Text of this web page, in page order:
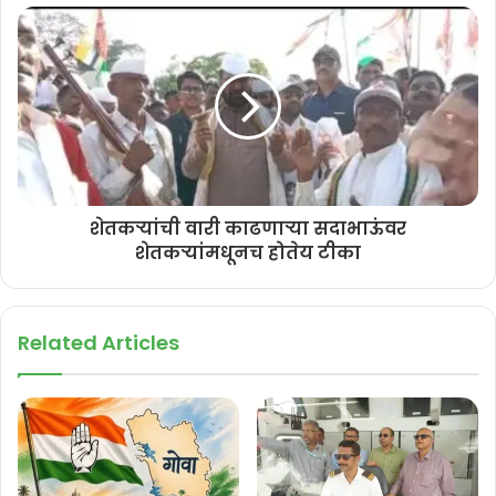
खोल्यांमध्ये बसून बैठका घेणार नाहीत, तर बाहेर येवून खरा आढावा घेण्यासाठी पणजी
शहरात ‘पदयात्रा’ काढतील,” असे पणजीकर म्हणाले.
“आम्हाला आनंद आहे की ते आढावा घेण्यासाठी आले आहेत आणि लोकांचे दुःख कमी
करण्यासाठी काहीतरी करेल. स्मार्ट सिटीच्या कामांमुळे येणाऱ्या अडचणी जाणून
घेण्यासाठी मुख्यमंत्री प्रमोद सावंत, इतर मंत्री, अधिकारी यांच्यासमवेत त्यांनी
‘पदयात्रा’ काढली तर, ही कामे करताना झालेला भ्रष्टाचार आणि दर्जाहीन कामांची
त्यांना कल्पना येईल,‘ असे पणजीकर म्हणाले.
पणजी स्मार्ट सिटी प्रकल्प हे मिशन टोटल कमिशन बनले आहे, हे काँग्रेस पक्षाने
एल्विस गोम्स म्हणाले की, स्मार्ट सिटीच्या कामांचे कोणतेही नियोजन नाही त्यामुळे
पावसाळा सुरू झाल्यावर, याचा फटका नागरिकांना बसणार आहे.
शेतकर्‍यांची वारी काढणाऱ्या सदाभाऊंवर
शेतकऱ्यांमधूनच होतेय टीका
Related Articles